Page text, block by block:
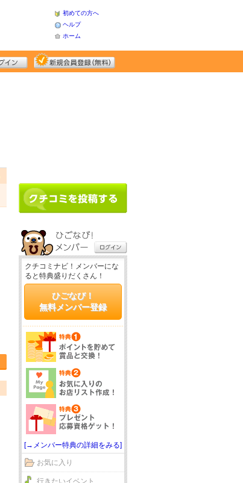
初めての方へ
ヘルプ
ホーム
クチコミナビ！メンバーにな
ると特典盛りだくさん！
ひごなび！
無料メンバー登録
[→メンバー特典の詳細をみる]
お気に入り
行きたいイベント